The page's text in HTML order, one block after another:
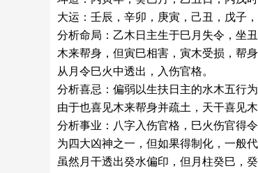
大运：壬辰，辛卯，庚寅，己丑，戊子
分析命局：乙木日主生于巳月失令，坐
木来帮身，但寅巳相害，寅木受损，帮
从月令巳火中透出，入伤官格。
分析喜忌：偏弱以生扶日主的水木五行
由于也喜见木来帮身并疏土，天干喜见
分析事业：八字入伤官格，巳火伤官得
为四大凶神之一，但如果得制化，一般
虽然月干透出癸水偏印，但月柱癸巳，